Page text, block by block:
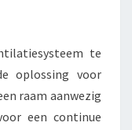
te
oplossing voor
raam aanwezig
een continue